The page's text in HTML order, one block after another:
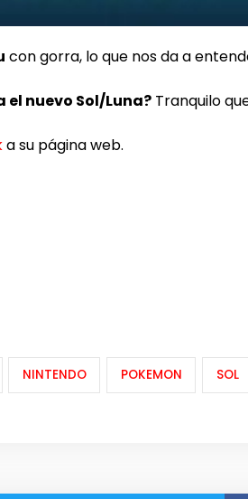
con gorra, lo que nos da a
el nuevo Sol/Luna? Tranquilo
a su página web.
NINTENDO POKEMON SOL